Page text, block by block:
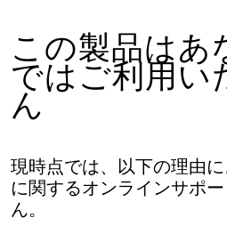
この製品はあ
ではご利用い
ん
現時点では、以下の理由
に関するオンラインサポ
ん。